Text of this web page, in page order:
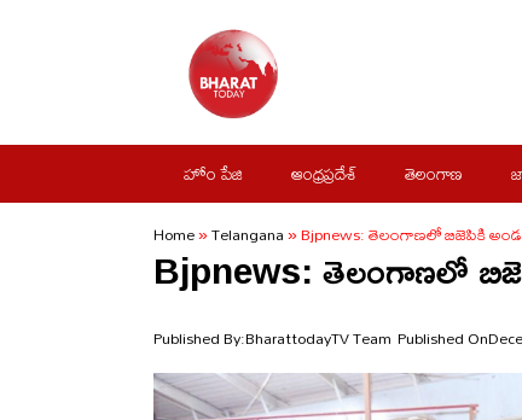
హోం పేజి ఆంధ్రప్రదేశ్ తెలంగాణ
Home»Telangana»Bjpnews: తెలంగాణలో బిజెపికి
Bjpnews: తెలంగాణలో
Published By:BharattodayTV Team Published On